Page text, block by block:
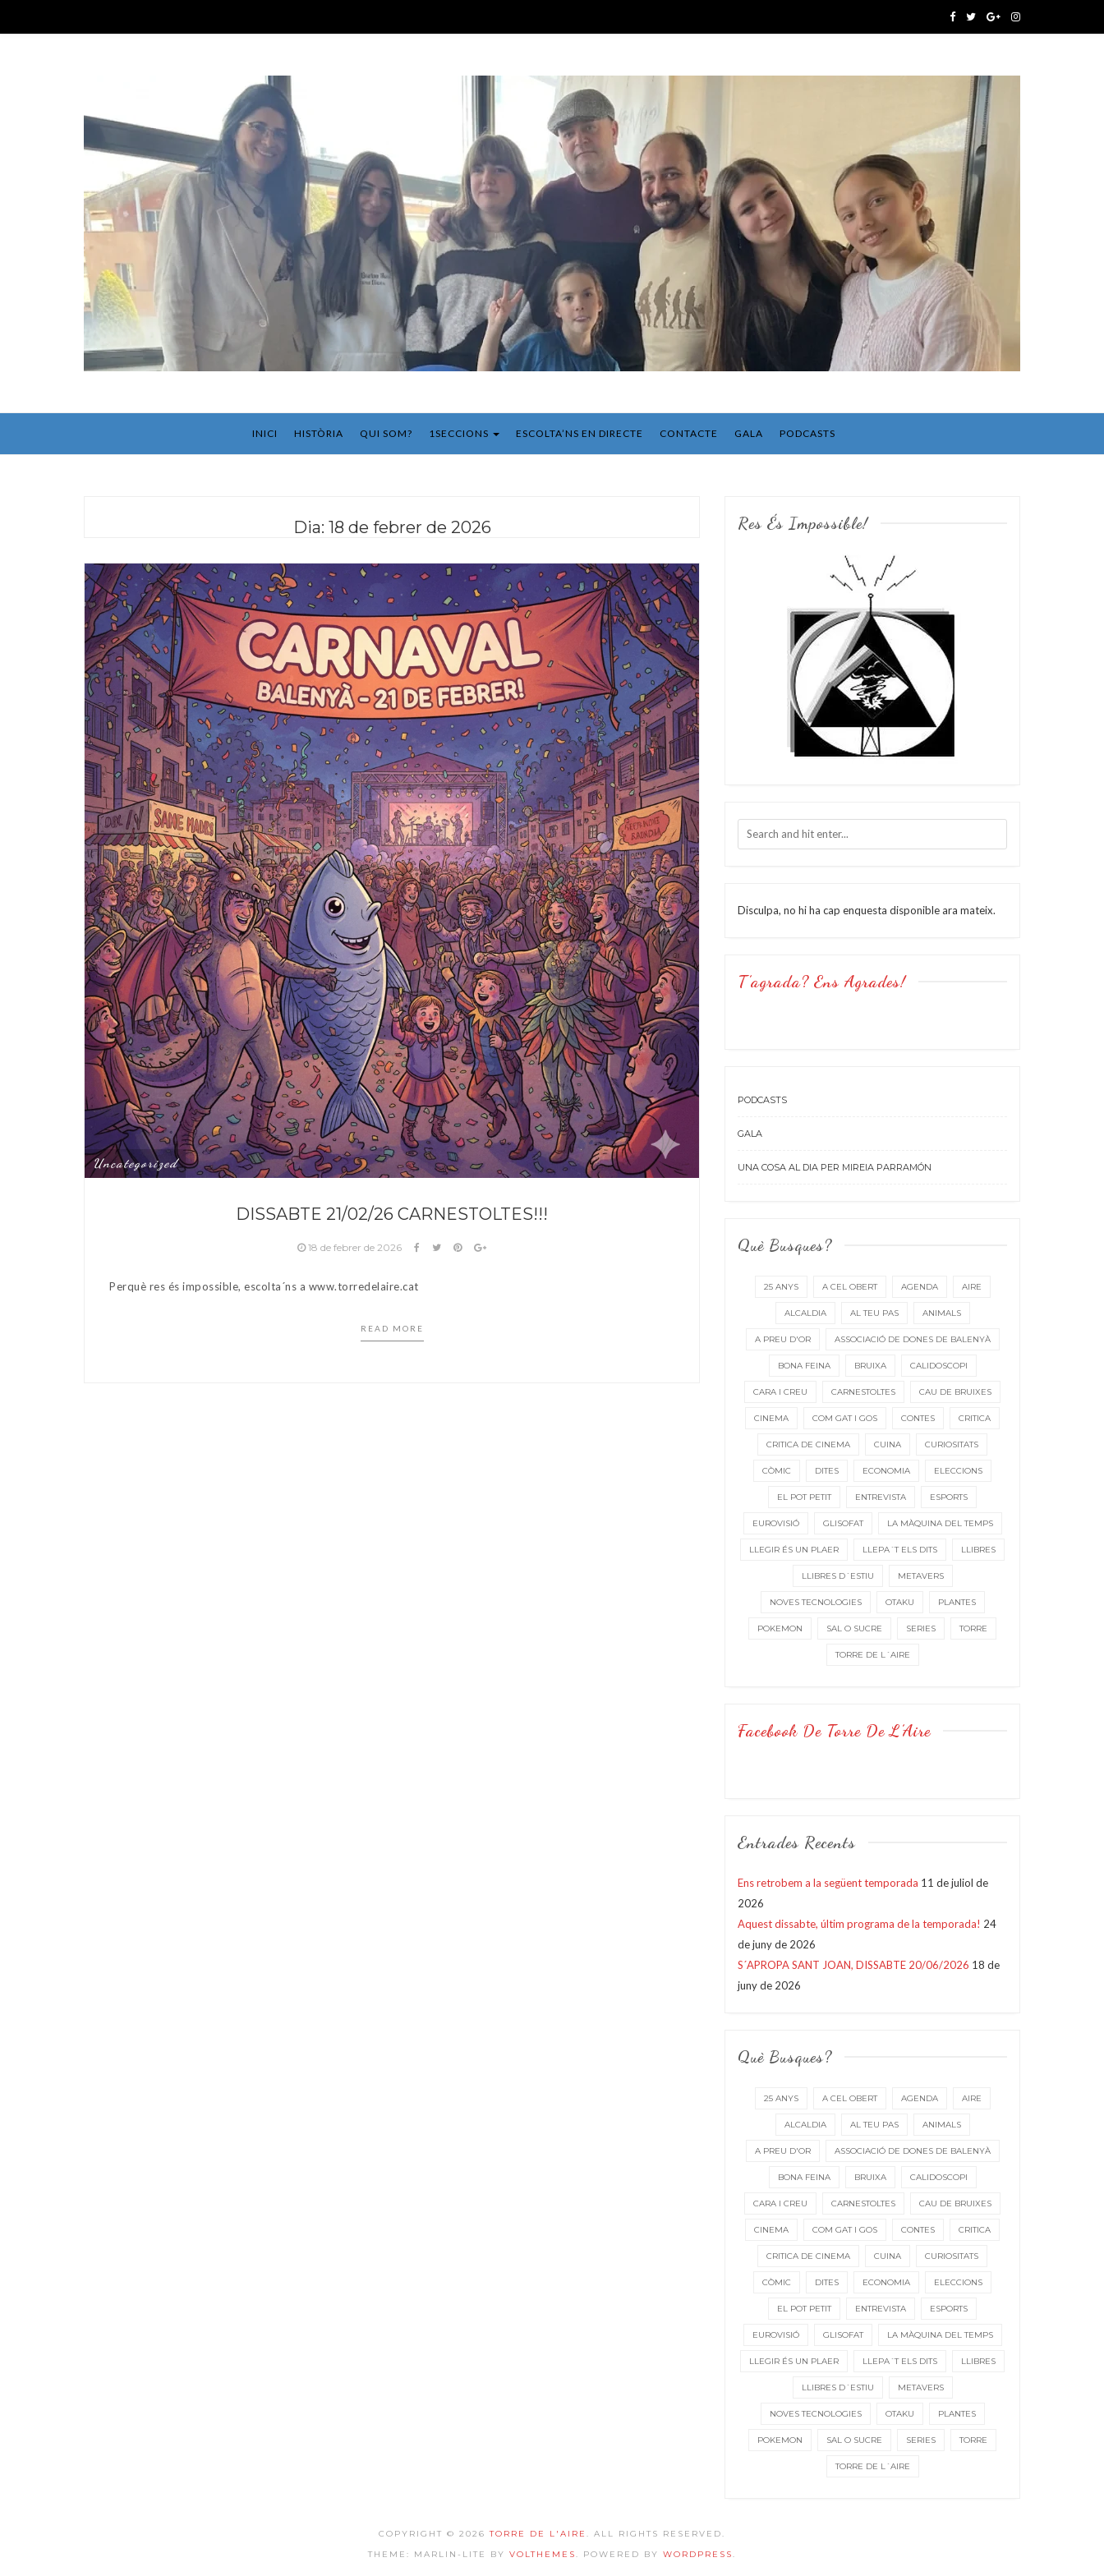
INICI HISTÒRIA QUI SOM? 1SECCIONS ESCOLTA’NS EN DIRECTE CONTACTE GALA PODCASTS
Dia: 18 de febrer de 2026
Uncategorized
DISSABTE 21/02/26 CARNESTOLTES!!!
18 de febrer de 2026
Perquè res és impossible, escolta´ns a www.torredelaire.cat
READ MORE
Res És Impossible!
Disculpa, no hi ha cap enquesta disponible ara mateix.
T’agrada? Ens Agrades!
PODCASTS
GALA
UNA COSA AL DIA PER MIREIA PARRAMÓN
Què Busques?
25 ANYS A CEL OBERT AGENDA AIRE
ALCALDIA AL TEU PAS ANIMALS
A PREU D'OR ASSOCIACIÓ DE DONES DE BALENYÀ
BONA FEINA BRUIXA CALIDOSCOPI
CARA I CREU CARNESTOLTES CAU DE BRUIXES
CINEMA COM GAT I GOS CONTES CRITICA
CRITICA DE CINEMA CUINA CURIOSITATS
CÒMIC DITES ECONOMIA ELECCIONS
EL POT PETIT ENTREVISTA ESPORTS
EUROVISIÓ GLISOFAT LA MÀQUINA DEL TEMPS
LLEGIR ÉS UN PLAER LLEPA´T ELS DITS LLIBRES
LLIBRES D´ESTIU METAVERS
NOVES TECNOLOGIES OTAKU PLANTES
POKEMON SAL O SUCRE SERIES TORRE
TORRE DE L´AIRE
Facebook De Torre De L’Aire
Entrades Recents
Ens retrobem a la següent temporada 11 de juliol de
2026
Aquest dissabte, últim programa de la temporada! 24
de juny de 2026
S´APROPA SANT JOAN, DISSABTE 20/06/2026 18 de
juny de 2026
Què Busques?
25 ANYS A CEL OBERT AGENDA AIRE
ALCALDIA AL TEU PAS ANIMALS
A PREU D'OR ASSOCIACIÓ DE DONES DE BALENYÀ
BONA FEINA BRUIXA CALIDOSCOPI
CARA I CREU CARNESTOLTES CAU DE BRUIXES
CINEMA COM GAT I GOS CONTES CRITICA
CRITICA DE CINEMA CUINA CURIOSITATS
CÒMIC DITES ECONOMIA ELECCIONS
EL POT PETIT ENTREVISTA ESPORTS
EUROVISIÓ GLISOFAT LA MÀQUINA DEL TEMPS
LLEGIR ÉS UN PLAER LLEPA´T ELS DITS LLIBRES
LLIBRES D´ESTIU METAVERS
NOVES TECNOLOGIES OTAKU PLANTES
POKEMON SAL O SUCRE SERIES TORRE
TORRE DE L´AIRE
COPYRIGHT © 2026TORRE DE L'AIRE . ALL RIGHTS RESERVED.
THEME: MARLIN-LITE BY VOLTHEMES. POWERED BY WORDPRESS.